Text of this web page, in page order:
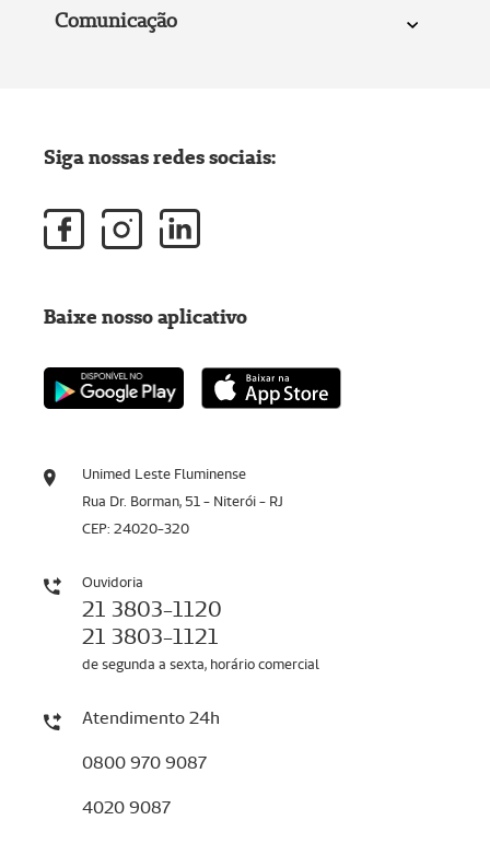
Comunicação
Unimed Leste Fluminense
Rua Dr. Borman, 51 - Niterói - RJ
CEP: 24020-320
Ouvidoria
21 3803-1120
21 3803-1121
de segunda a sexta, horário comercial
Atendimento 24h
0800 970 9087
4020 9087
Siga nossas redes sociais:
Baixe nosso aplicativo